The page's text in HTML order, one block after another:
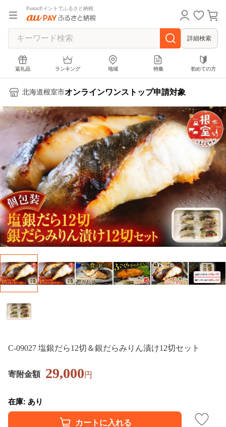
Pontaポイントでふるさと納税
詳細検索
返礼品 ランキング 地域 特集 初めての方
北海道根室市オンラインワンストップ申請対象
C-09027 塩銀だら12切＆銀だらみりん漬け12切セット
寄附金額 29,000円
在庫: あり